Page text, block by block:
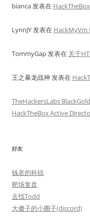
bianca发表在
LynnJY发表在 HackMyVm
TommyGap发表在 关于
王之暴龙战神 发表在
TheHackersLabs
HackTheBox Active
好友
钱老的科锐
靶场复盘
去找Todd
大傻子的小圈子(discord)